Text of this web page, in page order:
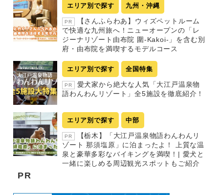
エリア別で探す 九州・沖縄
PR
【さんふらわあ】ウィズペットルーム
で快適な九州旅へ！ニューオープンの「レ
ジーナリゾート由布院 圍-Kakoi-」を含む別
府・由布院を満喫するモデルコース
エリア別で探す 全国特集
PR
愛犬家から絶大な人気「大江戸温泉物
語わんわんリゾート」全5施設を徹底紹介！
エリア別で探す 中部
PR
【栃木】「大江戸温泉物語わんわんリ
ゾート 那須塩原」に泊まったよ！ 上質な温
泉と豪華多彩なバイキングを満喫！| 愛犬と
一緒に楽しめる周辺観光スポットもご紹介
PR